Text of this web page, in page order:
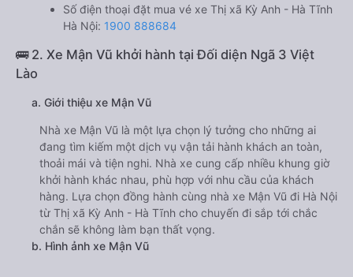
Số điện thoại đặt mua vé xe Thị xã Kỳ Anh - Hà Tĩnh
Hà Nội: 1900 888684
🚌 2. Xe Mận Vũ khởi hành tại Đối diện Ngã 3 Việt
Lào
a. Giới thiệu xe Mận Vũ
Nhà xe Mận Vũ là một lựa chọn lý tưởng cho những ai
đang tìm kiếm một dịch vụ vận tải hành khách an toàn,
thoải mái và tiện nghi. Nhà xe cung cấp nhiều khung giờ
khởi hành khác nhau, phù hợp với nhu cầu của khách
hàng. Lựa chọn đồng hành cùng nhà xe Mận Vũ đi Hà Nội
từ Thị xã Kỳ Anh - Hà Tĩnh cho chuyến đi sắp tới chắc
chắn sẽ không làm bạn thất vọng.
b. Hình ảnh xe Mận Vũ